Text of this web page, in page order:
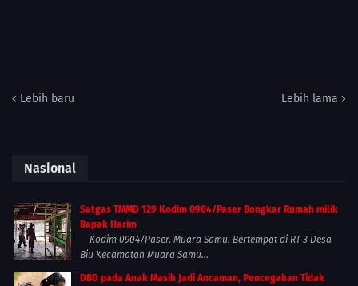
Lebih baru Lebih lama
Nasional
Satgas TMMD 129 Kodim 0904/Paser Bongkar Rumah milik
Bapak Harim
Kodim 0904/Paser, Muara Samu. Bertempat di RT 3 Desa
Biu Kecamatan Muara Samu...
DBD pada Anak Masih Jadi Ancaman, Pencegahan Tidak